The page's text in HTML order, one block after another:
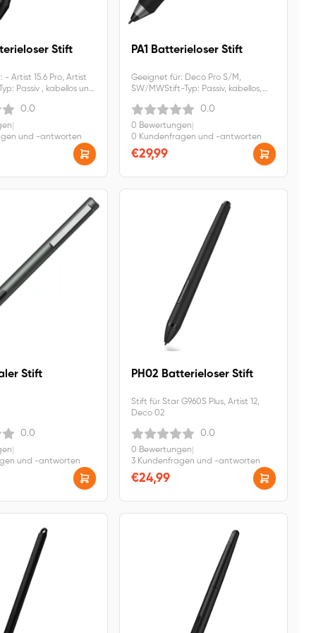
Stift
- Artist 15.6 Pro, Artist
Passiv , kabellos und
0.0
und -antworten
PA1 Batterieloser Stift
Geeignet für: Deco Pro S/M,
SW/MWStift-Typ: Passiv, kabellos,
0.0
0 Bewertungen
0 Kundenfragen und -antworten
€29,99
Stift
0.0
und -antworten
PH02 Batterieloser Stift
Stift für Star G960S Plus, Artist 12,
Deco 02
0.0
0 Bewertungen
3 Kundenfragen und -antworten
€24,99